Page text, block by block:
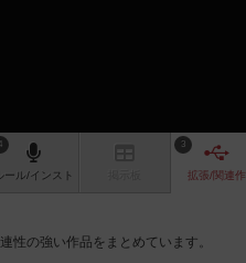
ール/インスト
3
拡張/関連作
性の強い作品をまとめています。